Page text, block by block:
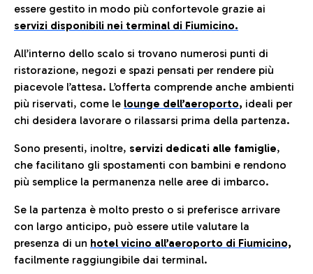
essere gestito in modo più confortevole grazie ai
servizi disponibili nei terminal di Fiumicino.
All’interno dello scalo si trovano numerosi punti di
ristorazione, negozi e spazi pensati per rendere più
piacevole l’attesa. L’offerta comprende anche ambienti
più riservati, come le lounge dell’aeroporto, ideali per
chi desidera lavorare o rilassarsi prima della partenza.
Sono presenti, inoltre, servizi dedicati alle famiglie,
che facilitano gli spostamenti con bambini e rendono
più semplice la permanenza nelle aree di imbarco.
Se la partenza è molto presto o si preferisce arrivare
con largo anticipo, può essere utile valutare la
presenza di un hotel vicino all’aeroporto di Fiumicino,
facilmente raggiungibile dai terminal.